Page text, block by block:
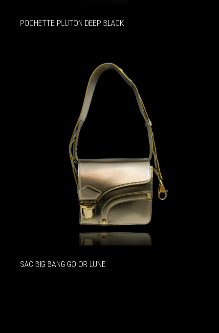
POCHETTE PLUTON DEEP BLACK
SAC BIG BANG GO OR LUNE